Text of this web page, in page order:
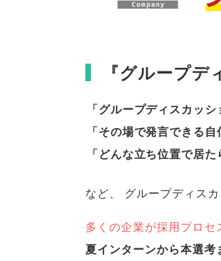
『グループ
「グループディスカッ
「その場で発言できる
「どんな立ち位置で居
など、 グループディス
多くの企業が採用プロ
夏インターンから本選考